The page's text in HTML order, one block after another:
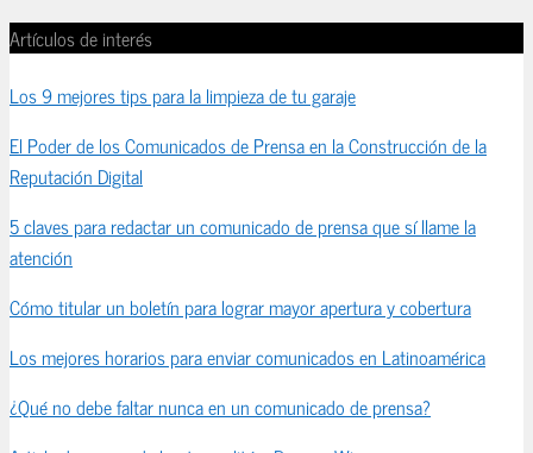
Artículos de interés
Los 9 mejores tips para la limpieza de tu garaje
El Poder de los Comunicados de Prensa en la Construcción de la
Reputación Digital
5 claves para redactar un comunicado de prensa que sí llame la
atención
Cómo titular un boletín para lograr mayor apertura y cobertura
Los mejores horarios para enviar comunicados en Latinoamérica
¿Qué no debe faltar nunca en un comunicado de prensa?